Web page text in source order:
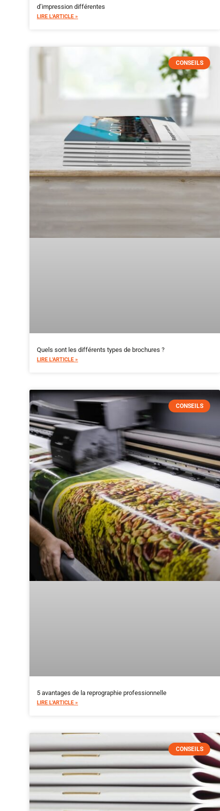
d’impression différentes
LIRE L'ARTICLE »
CONSEILS
Quels sont les différents types de brochures ?
LIRE L'ARTICLE »
CONSEILS
5 avantages de la reprographie professionnelle
LIRE L'ARTICLE »
CONSEILS